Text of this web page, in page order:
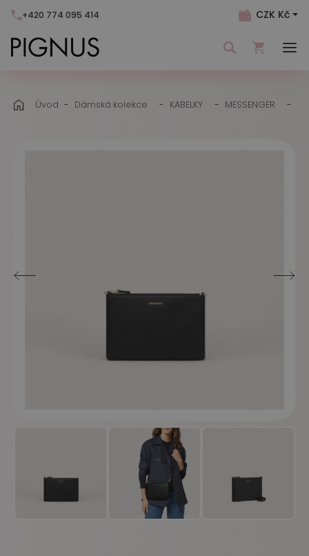
+420 774 095 414 CZK Kč
Přidejte produkty do košíku.
Úvod Dámská kolekce KABELKY MESSENGER